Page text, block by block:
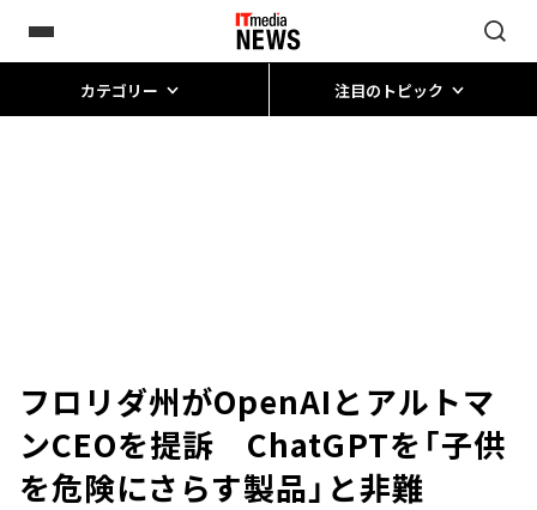
カテゴリー 注目のトピック
フロリダ州がOpenAIとアルトマ
ンCEOを提訴 ChatGPTを「子供
を危険にさらす製品」と非難